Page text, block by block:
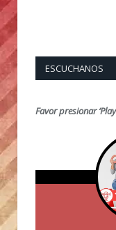
ESCUCHANOS
Favor presionar